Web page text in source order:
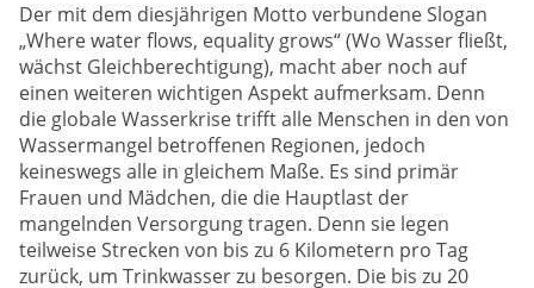
Der mit dem diesjährigen Motto verbundene Slogan
„Where water flows, equality grows“ (Wo Wasser fließt,
wächst Gleichberechtigung), macht aber noch auf
einen weiteren wichtigen Aspekt aufmerksam. Denn
die globale Wasserkrise trifft alle Menschen in den von
Wassermangel betroffenen Regionen, jedoch
keineswegs alle in gleichem Maße. Es sind primär
Frauen und Mädchen, die die Hauptlast der
mangelnden Versorgung tragen. Denn sie legen
teilweise Strecken von bis zu 6 Kilometern pro Tag
zurück, um Trinkwasser zu besorgen. Die bis zu 20